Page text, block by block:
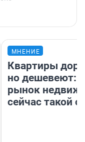
МНЕНИЕ
Квартиры
но дешевеют:
рынок
сейчас такой